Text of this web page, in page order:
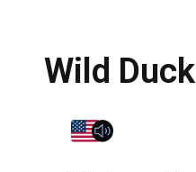
Wild Duck